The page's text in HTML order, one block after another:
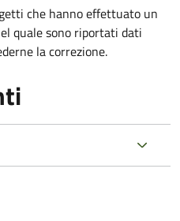
che hanno effettuato un
quale sono riportati dati
la correzione.